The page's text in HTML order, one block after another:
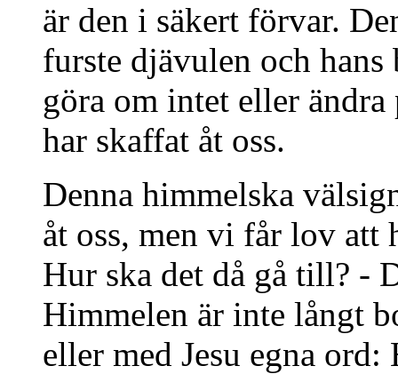
är den i säkert förvar.
furste djävulen och
göra om intet eller ändra
har skaffat åt oss.
Denna himmelska
åt oss, men vi får lov att
Hur ska det då gå till? -
Himmelen är inte långt
eller med Jesu egna